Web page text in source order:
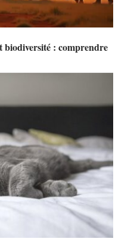
biodiversité : comprendre